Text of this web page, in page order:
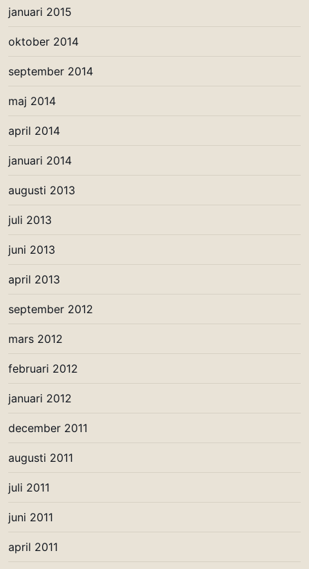
januari 2015
oktober 2014
september 2014
maj 2014
april 2014
januari 2014
augusti 2013
juli 2013
juni 2013
april 2013
september 2012
mars 2012
februari 2012
januari 2012
december 2011
augusti 2011
juli 2011
juni 2011
april 2011